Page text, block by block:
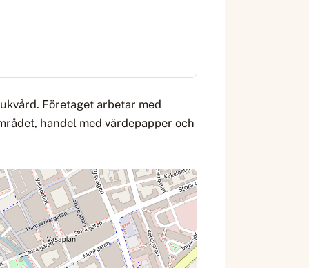
Företaget arbetar med
handel med värdepapper och